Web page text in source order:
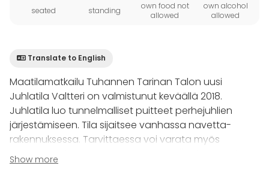
seated standing
own food not
allowed
own alcohol
allowed
Translate to English
Maatilamatkailu Tuhannen Tarinan Talon uusi
Juhlatila Valtteri on valmistunut keväällä 2018.
Juhlatila luo tunnelmalliset puitteet perhejuhlien
järjestämiseen. Tila sijaitsee vanhassa navetta-
rakennuksessa. Tarvittaessa voi varata myös
samassa rakennuksessa sijaitsevan Äpyli-tilan jolloin
ruokailemaan mahtuu maksimissaan 80 hengen
Show more